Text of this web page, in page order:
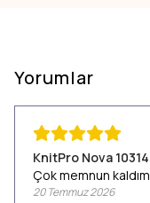
Yorumlar
KnitPro Nova
Çok memnun
20 Temmuz 2026